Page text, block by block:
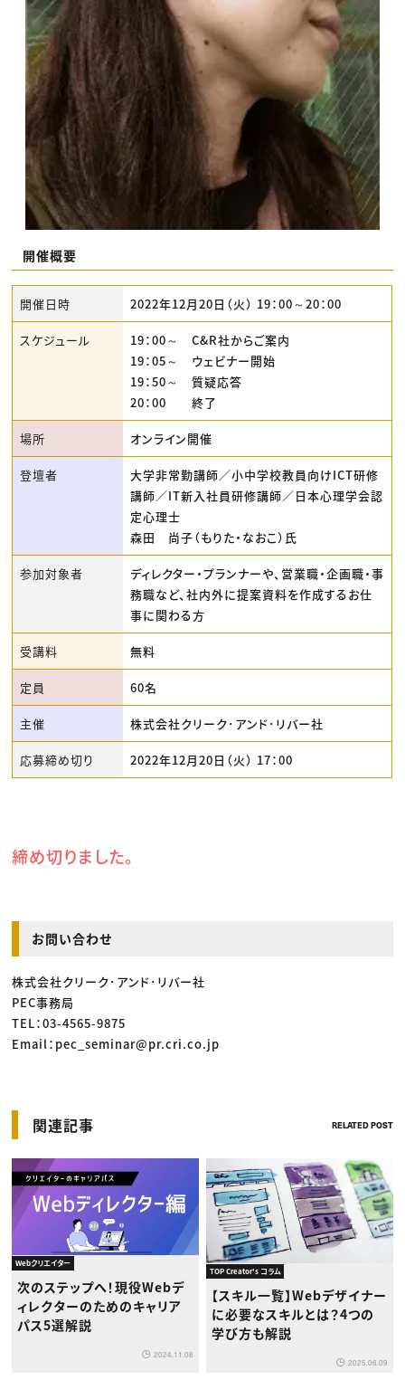
開催概要
開催日時 2022年12月20日（火） 19：00～20：00
スケジュール
19：00～ C&R社からご案内
19：05～ ウェビナー開始
19：50～ 質疑応答
20：00 終了
場所 オンライン開催
登壇者
大学非常勤講師／小中学校教員向けICT研修
講師／IT新入社員研修講師／日本心理学会認
定心理士
森田 尚子（もりた・なおこ）氏
参加対象者
ディレクター・プランナーや、営業職・企画職・事
務職など、社内外に提案資料を作成するお仕
事に関わる方
受講料 無料
定員 60名
主催 株式会社クリーク･アンド･リバー社
応募締め切り 2022年12月20日（火） 17：00
締め切りました。
お問い合わせ
株式会社クリーク･アンド･リバー社
PEC事務局
TEL：03-4565-9875
Email：pec_seminar@pr.cri.co.jp
関連記事 RELATED POST
Webクリエイター
次のステップへ！現役Webデ
ィレクターのためのキャリア
パス5選解説
2024.11.08
TOP Creator's コラム
【スキル一覧】Webデザイナー
に必要なスキルとは？4つの
学び方も解説
2025.06.09